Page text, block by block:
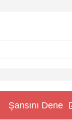
Şansını Dene